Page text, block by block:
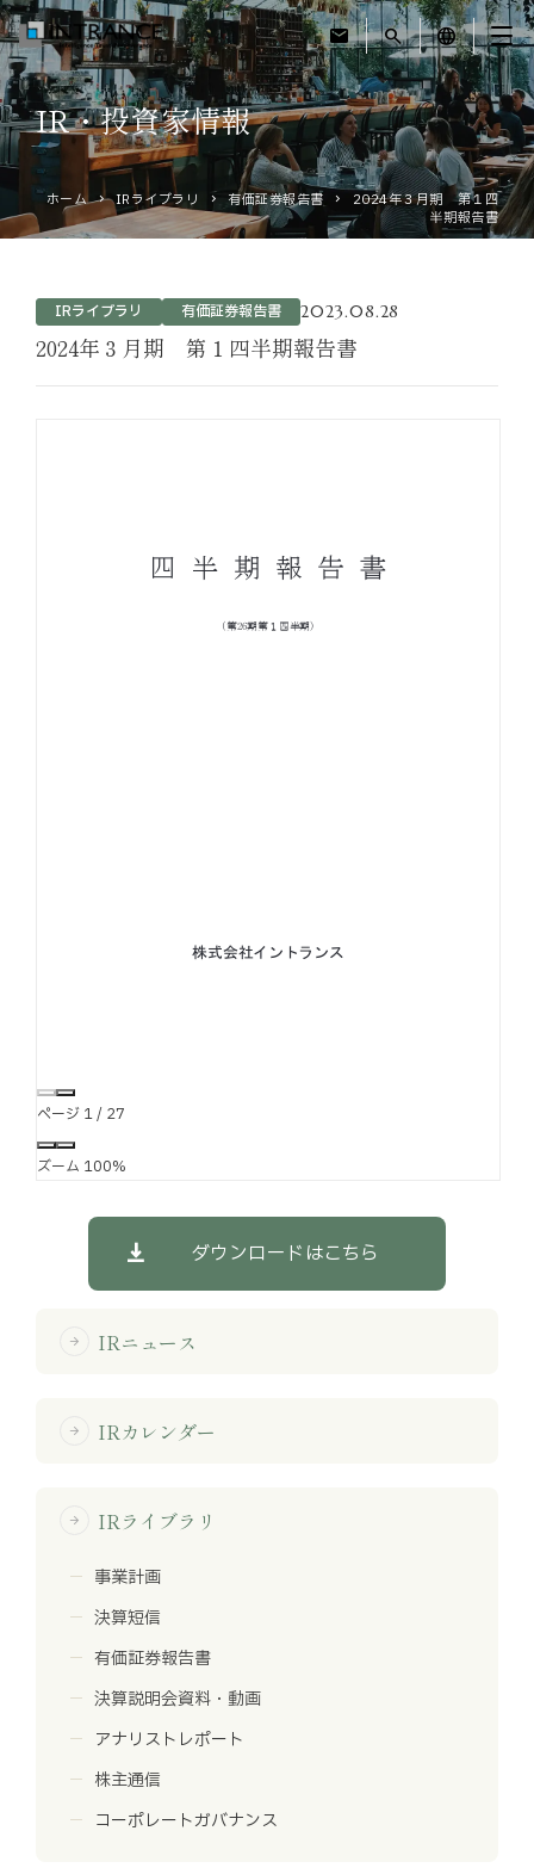
mail search language
トップ
企業情報
運営ホテル
IR・投資家情報
ホーム IRライブラリ 有価証券報告書
2024年３月期 第１四
半期報告書
IRライブラリ 有価証券報告書 2023.08.28
2024年３月期 第１四半期報告書
ページ 1/ 27
ズーム 100%
ダウンロードはこちら
arrow_forward IRニュース
arrow_forward IRカレンダー
arrow_forward IRライブラリ
事業計画
決算短信
有価証券報告書
決算説明会資料・動画
アナリストレポート
株主通信
コーポレートガバナンス